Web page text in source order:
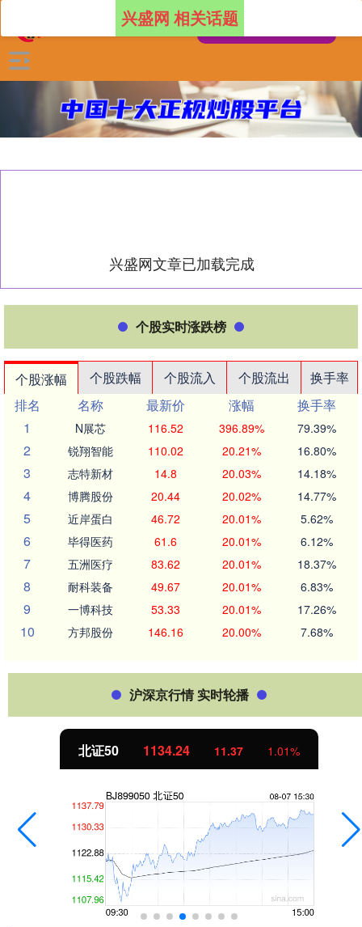
兴盛网 相关话题
兴盛网文章已加载完成
个股实时涨跌榜
个股涨幅 个股跌幅 个股流入 个股流出
换手率
排名
名称 最新价 涨幅
换手率
1
N展芯 116.52 396.89% 79.39%
2 锐翔智能 110.02 20.21% 16.80%
3 志特新材 14.8 20.03% 14.18%
4 博腾股份 20.44 20.02% 14.77%
5 近岸蛋白 46.72 20.01% 5.62%
6 毕得医药 61.6 20.01% 6.12%
7 五洲医疗 83.62 20.01% 18.37%
8 耐科装备 49.67 20.01% 6.83%
9 一博科技 53.33 20.01% 17.26%
10 方邦股份 146.16 20.00% 7.68%
沪深京行情 实时轮播
北证50 1134.24 11.37 1.01%